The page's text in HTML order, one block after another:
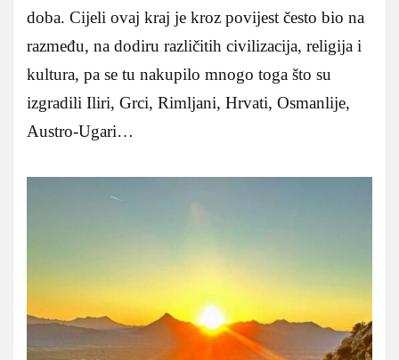
doba. Cijeli ovaj kraj je kroz povijest često bio na
razmeđu, na dodiru različitih civilizacija, religija i
kultura, pa se tu nakupilo mnogo toga što su
izgradili Iliri, Grci, Rimljani, Hrvati, Osmanlije,
Austro-Ugari…